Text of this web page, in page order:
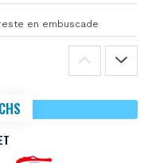
en embuscade